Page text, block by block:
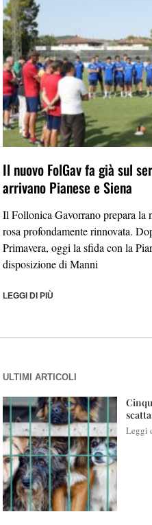
Il nuovo FolGav fa già sul
arrivano Pianese e Siena
Il Follonica Gavorrano prepara la
rosa profondamente rinnovata.
Primavera, oggi la sfida con la
disposizione di Manni
LEGGI DI PIÙ
ULTIMI ARTICOLI
Leggi